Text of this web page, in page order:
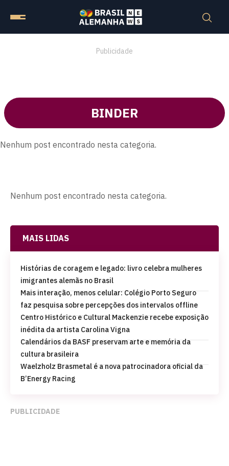
Publicidade
BINDER
Nenhum post encontrado nesta categoria.
Nenhum post encontrado nesta categoria.
MAIS LIDAS
Histórias de coragem e legado: livro celebra mulheres
imigrantes alemãs no Brasil
Mais interação, menos celular: Colégio Porto Seguro
faz pesquisa sobre percepções dos intervalos offline
Centro Histórico e Cultural Mackenzie recebe exposição
inédita da artista Carolina Vigna
Calendários da BASF preservam arte e memória da
cultura brasileira
Waelzholz Brasmetal é a nova patrocinadora oficial da
B’Energy Racing
PUBLICIDADE